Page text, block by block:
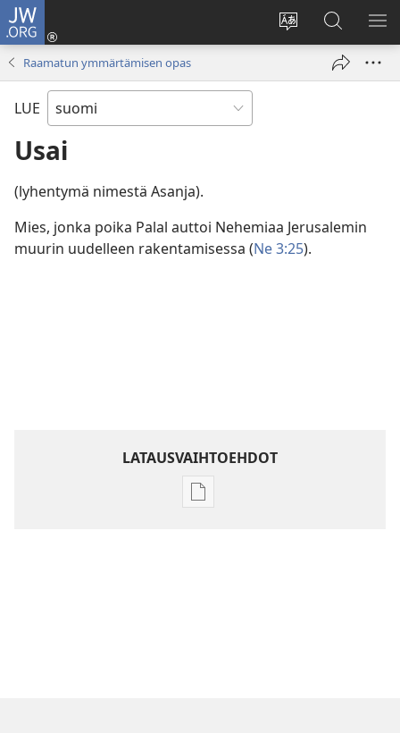
JW.ORG
Vaihda
sivuston
Kirjaudu
(avaa
Hae
JW.ORG-
sivustolta
Raamatun ymmärtämisen opas
LUE
Usai
(lyhentymä nimestä Asanja).
Mies, jonka poika Palal auttoi Nehemiaa Jerusalemin
muurin uudelleen rakentamisessa (Ne 3:25).
LATAUSVAIHTOEHDOT
Julkaisujen